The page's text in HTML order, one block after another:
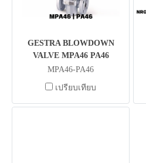
GESTRA BLOWDOWN
VALVE MPA46 PA46
MPA46-PA46
เปรียบเทียบ